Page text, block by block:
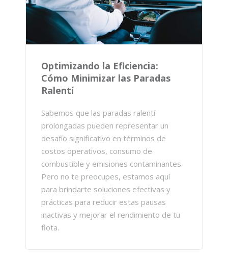
Optimizando la Eficiencia:
Cómo Minimizar las Paradas
Ralentí
Sabemos que las paradas ralentí
prolongadas pueden representar un
desafío significativo en términos de
costos operativos, consumo de
combustible y emisiones contaminantes.
Pero no te preocupes, estamos aquí
para brindarte soluciones efectivas y
prácticas para reducir estas pausas
inactivas y mejorar el rendimiento de tu
flota.